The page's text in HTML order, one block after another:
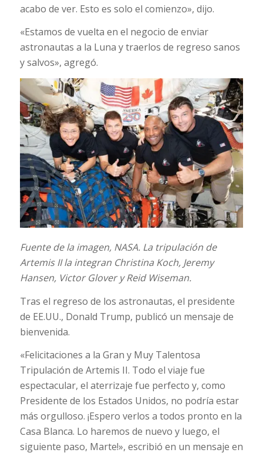
acabo de ver. Esto es solo el comienzo», dijo.
«Estamos de vuelta en el negocio de enviar
astronautas a la Luna y traerlos de regreso sanos
y salvos», agregó.
Fuente de la imagen, NASA. La tripulación de
Artemis II la integran Christina Koch, Jeremy
Hansen, Victor Glover y Reid Wiseman.
Tras el regreso de los astronautas, el presidente
de EE.UU., Donald Trump, publicó un mensaje de
bienvenida.
«Felicitaciones a la Gran y Muy Talentosa
Tripulación de Artemis II. Todo el viaje fue
espectacular, el aterrizaje fue perfecto y, como
Presidente de los Estados Unidos, no podría estar
más orgulloso. ¡Espero verlos a todos pronto en la
Casa Blanca. Lo haremos de nuevo y luego, el
siguiente paso, Marte!», escribió en un mensaje en